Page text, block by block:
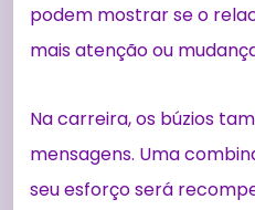
podem mostrar se o
mais atenção ou
Na carreira, os búzios
mensagens. Uma
seu esforço será